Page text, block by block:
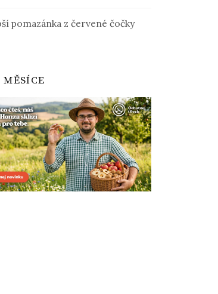
pomazánka z červené čočky
MĚSÍCE